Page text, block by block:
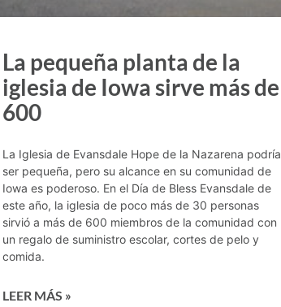
La pequeña planta de la
iglesia de Iowa sirve más de
600
La Iglesia de Evansdale Hope de la Nazarena podría
ser pequeña, pero su alcance en su comunidad de
Iowa es poderoso. En el Día de Bless Evansdale de
este año, la iglesia de poco más de 30 personas
sirvió a más de 600 miembros de la comunidad con
un regalo de suministro escolar, cortes de pelo y
comida.
LEER MÁS »